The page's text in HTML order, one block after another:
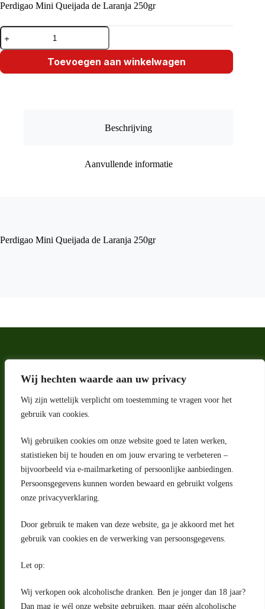
Wij hechten waarde aan uw privacy
Wij zijn wettelijk verplicht om toestemming te vragen voor het
gebruik van cookies.
Wij gebruiken cookies om onze website goed te laten werken,
statistieken bij te houden en om jouw ervaring te verbeteren –
bijvoorbeeld via e-mailmarketing of persoonlijke aanbiedingen.
Persoonsgegevens kunnen worden bewaard en gebruikt volgens
onze privacyverklaring.
Door gebruik te maken van deze website, ga je akkoord met het
gebruik van cookies en de verwerking van persoonsgegevens.
Let op:
Wij verkopen ook alcoholische dranken. Ben je jonger dan 18 jaar?
Dan mag je wél onze website gebruiken, maar géén alcoholische
Perdigao Mini Queijada de Laranja 250gr
Perdigao
Mini
Queijada
Laranja
Toevoegen aan winkelwagen
Beschrijving
Aanvullende informatie
Perdigao Mini Queijada de Laranja 250gr
Adres
Riga 4 E
2993 LW Barendrecht
Nederland
Contact
klantenservice@portugeseproducten.nl
Facebook
Herroepingsrecht